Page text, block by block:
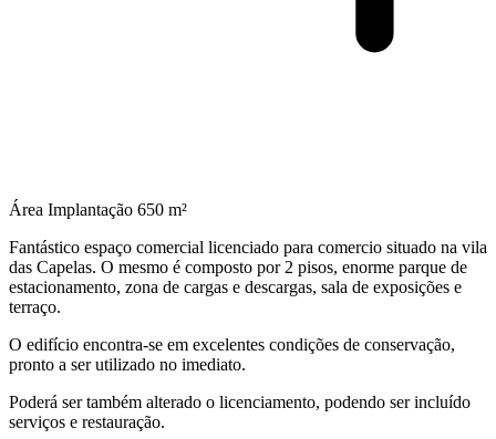
Área Implantação 650 m²
Fantástico espaço comercial licenciado para comercio situado na vila
das Capelas. O mesmo é composto por 2 pisos, enorme parque de
estacionamento, zona de cargas e descargas, sala de exposições e
terraço.
O edifício encontra-se em excelentes condições de conservação,
pronto a ser utilizado no imediato.
Poderá ser também alterado o licenciamento, podendo ser incluído
serviços e restauração.